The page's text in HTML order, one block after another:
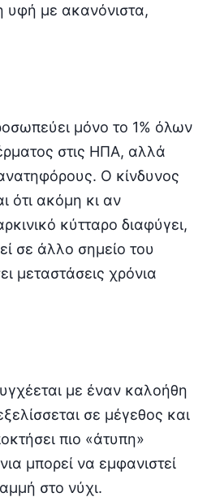
υφή με ακανόνιστα,
μόνο το 1% όλων
στις ΗΠΑ, αλλά
Ο κίνδυνος
ότι ακόμη κι αν
κύτταρο διαφύγει,
σε άλλο σημείο του
μεταστάσεις χρόνια
με έναν καλοήθη
σε μέγεθος και
πιο «άτυπη»
μπορεί να εμφανιστεί
στο νύχι.